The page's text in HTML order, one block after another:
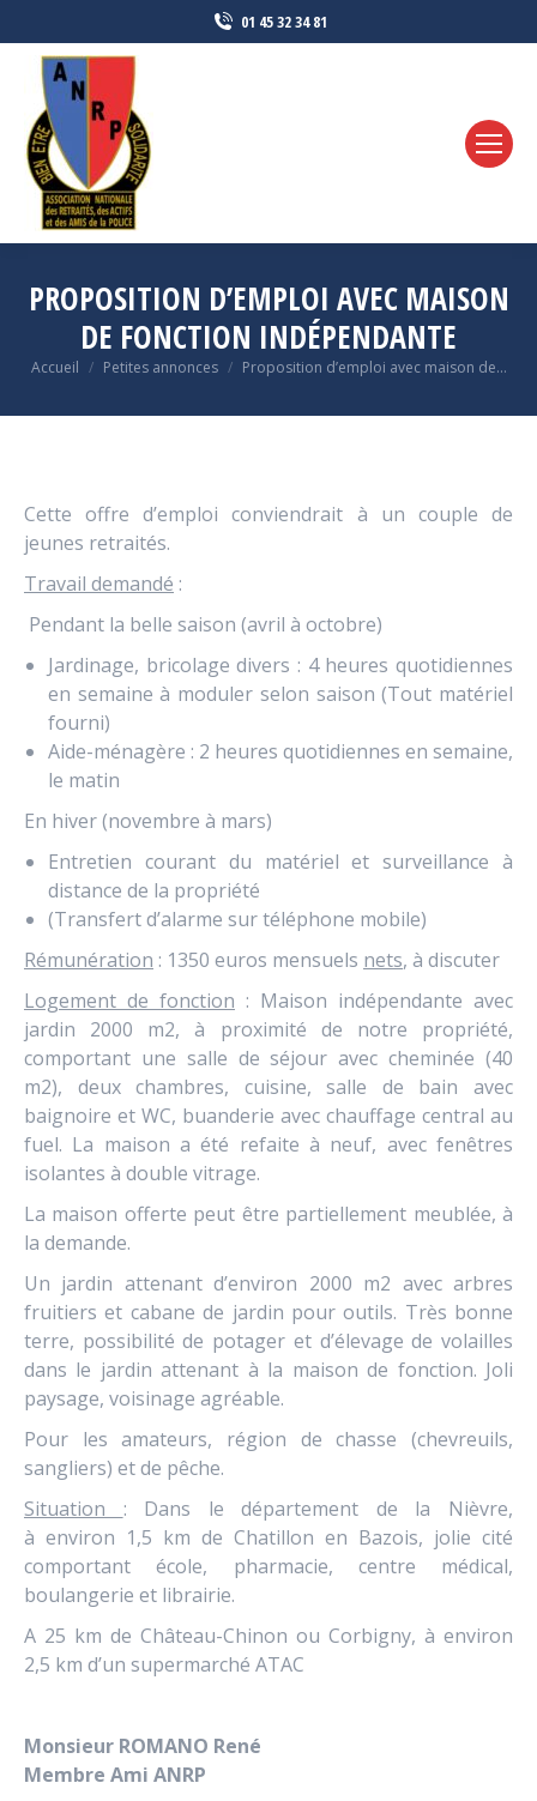
01 45 32 34 81
PROPOSITION D’EMPLOI AVEC MAISON
DE FONCTION INDÉPENDANTE
Vous êtes ici :
Accueil Petites annonces Proposition d’emploi avec maison de…
Cette offre d’emploi conviendrait à un couple de
jeunes retraités.
Travail demandé :
Pendant la belle saison (avril à octobre)
Jardinage, bricolage divers : 4 heures quotidiennes
en semaine à moduler selon saison (Tout matériel
fourni)
Aide-ménagère : 2 heures quotidiennes en semaine,
le matin
En hiver (novembre à mars)
Entretien courant du matériel et surveillance à
distance de la propriété
(Transfert d’alarme sur téléphone mobile)
Rémunération : 1350 euros mensuels nets, à discuter
Logement de fonction : Maison indépendante avec
jardin 2000 m2, à proximité de notre propriété,
comportant une salle de séjour avec cheminée (40
m2), deux chambres, cuisine, salle de bain avec
baignoire et WC, buanderie avec chauffage central au
fuel. La maison a été refaite à neuf, avec fenêtres
isolantes à double vitrage.
La maison offerte peut être partiellement meublée, à
la demande.
Un jardin attenant d’environ 2000 m2 avec arbres
fruitiers et cabane de jardin pour outils. Très bonne
terre, possibilité de potager et d’élevage de volailles
dans le jardin attenant à la maison de fonction. Joli
paysage, voisinage agréable.
Pour les amateurs, région de chasse (chevreuils,
sangliers) et de pêche.
Situation : Dans le département de la Nièvre,
à environ 1,5 km de Chatillon en Bazois, jolie cité
comportant école, pharmacie, centre médical,
boulangerie et librairie.
A 25 km de Château-Chinon ou Corbigny, à environ
2,5 km d’un supermarché ATAC
Monsieur ROMANO René
Membre Ami ANRP